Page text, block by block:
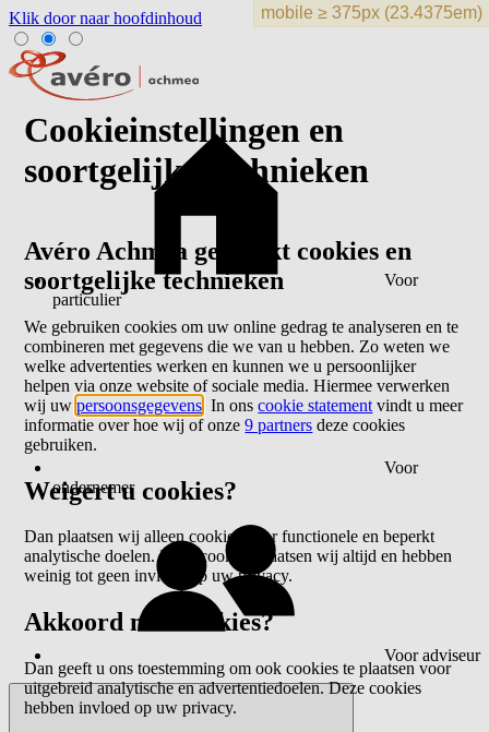
Klik door naar hoofdinhoud
Voor
particulier
Voor
ondernemer
Voor adviseur
Cookieinstellingen en
soortgelijke technieken
Avéro Achmea gebruikt cookies en
soortgelijke technieken
We gebruiken cookies om uw online gedrag te analyseren en te
combineren met gegevens die we van u hebben. Zo weten we
welke advertenties werken en kunnen we u persoonlijker
helpen via onze website of sociale media. Hiermee verwerken
wij uwpersoonsgegevens . In onscookie statement vindt u meer
informatie over hoe wij of onze9 partners deze cookies
gebruiken.
Weigert u cookies?
Dan plaatsen wij alleen cookies voor functionele en beperkt
analytische doelen. Deze cookies plaatsen wij altijd en hebben
weinig tot geen invloed op uw privacy.
Akkoord met cookies?
Dan geeft u ons toestemming om ook cookies te plaatsen voor
uitgebreid analytische en advertentiedoelen. Deze cookies
hebben invloed op uw privacy.